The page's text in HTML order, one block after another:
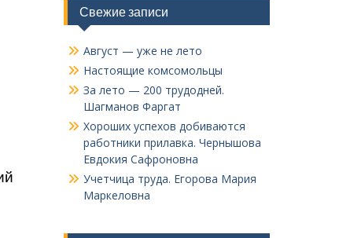
Свежие записи
Август — уже не лето
Настоящие комсомольцы
За лето — 200 трудодней.
Шагманов Фаргат
Хороших успехов добиваются
работники прилавка. Чер­нышова
Евдокия Сафроновна
Учетчица труда. Его­рова Мария
Маркеловна